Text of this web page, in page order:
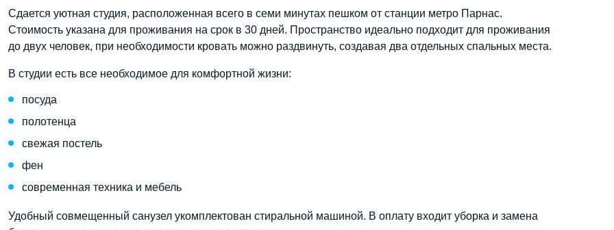
Сдается уютная студия, расположенная всего в семи минутах пешком от станции метро Парнас.
Стоимость указана для проживания на срок в 30 дней. Пространство идеально подходит для проживания
до двух человек, при необходимости кровать можно раздвинуть, создавая два отдельных спальных места.
В студии есть все необходимое для комфортной жизни:
посуда
полотенца
свежая постель
фен
современная техника и мебель
Удобный совмещенный санузел укомплектован стиральной машиной. В оплату входит уборка и замена